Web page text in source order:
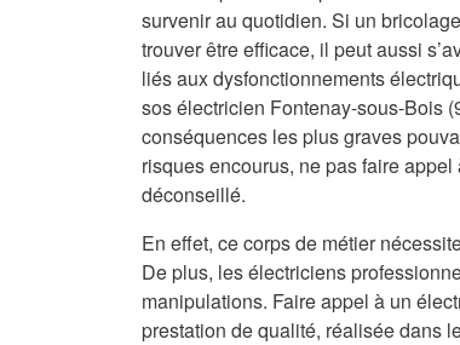
survenir au quotidien. Si un
trouver être efficace, il peut aussi
liés aux dysfonctionnements
sos électricien Fontenay-sous-Bois
conséquences les plus graves
risques encourus, ne pas faire
déconseillé.
En effet, ce corps de métier
De plus, les électriciens
manipulations. Faire appel à un
prestation de qualité, réalisée dans